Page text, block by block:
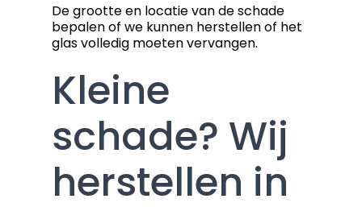
De grootte en locatie van de schade
bepalen of we kunnen herstellen of het
glas volledig moeten vervangen.
Kleine
schade? Wij
herstellen in